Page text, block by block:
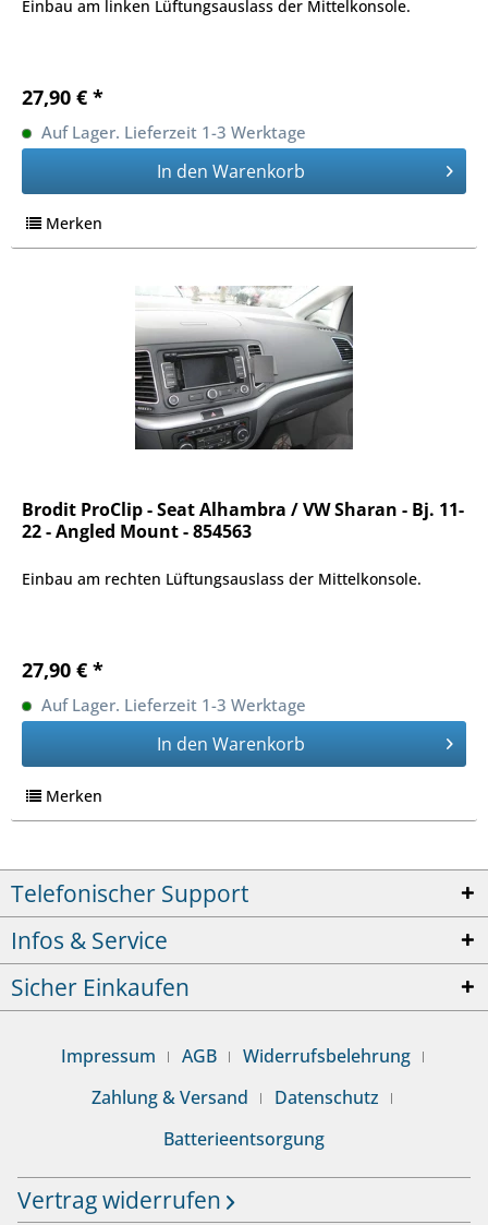
Einbau am linken Lüftungsauslass der Mittelkonsole.
27,90 € *
Auf Lager. Lieferzeit 1-3 Werktage
In den Warenkorb
Merken
Brodit ProClip - Seat Alhambra / VW Sharan - Bj. 11-
22 - Angled Mount - 854563
Einbau am rechten Lüftungsauslass der Mittelkonsole.
27,90 € *
Auf Lager. Lieferzeit 1-3 Werktage
In den Warenkorb
Merken
Telefonischer Support
Infos & Service
Sicher Einkaufen
Impressum AGB
Widerrufsbelehrung
Zahlung & Versand
Datenschutz
Batterieentsorgung
Vertrag widerrufen